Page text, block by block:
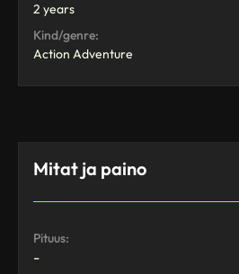
2 years
Kind/genre:
Action Adventure
Mitat ja paino
Pituus:
-